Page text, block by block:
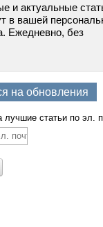
и актуальные
в вашей
Ежедневно, без
на обновления
лучшие статьи по эл.